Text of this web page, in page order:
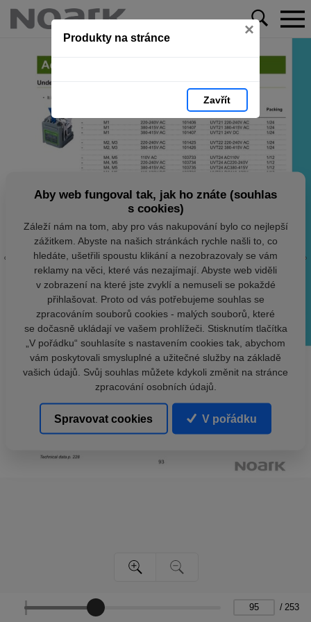
Produkty na stránce ×
Zavřít
/ 253
Aby web fungoval tak, jak ho znáte (souhlas
s cookies)
Záleží nám na tom, aby pro vás nakupování bylo co nejlepší
zážitkem. Abyste na našich stránkách rychle našli to, co
hledáte, ušetřili spoustu klikání a nezobrazovaly se vám
reklamy na věci, které vás nezajímají. Abyste web viděli
v zobrazení na které jste zvyklí a nemuseli se pokaždé
přihlašovat. Proto od vás potřebujeme souhlas se
zpracováním souborů cookies - malých souborů, které
se dočasně ukládají ve vašem prohlížeči. Stisknutím tlačítka
„V pořádku“ souhlasíte s nastavením cookies tak, abychom
vám poskytovali smysluplné a užitečné služby na základě
vašich údajů. Svůj souhlas můžete kdykoli změnit na stránce
zpracování osobních údajů.
Spravovat cookies V pořádku